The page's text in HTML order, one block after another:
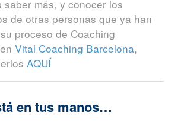
saber más, y conocer los
de otras personas que ya han
proceso de Coaching
Vital Coaching Barcelona,
AQUÍ
en tus manos…